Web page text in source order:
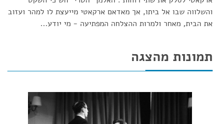
והשלווה שבו אל ביתו, אך מאדאם ארקאטי מייעצת לו למהר ועזוב
את הבית, מאחר ולמרות ההצלחה המפתיעה - מי יודע...
תמונות מהצגה